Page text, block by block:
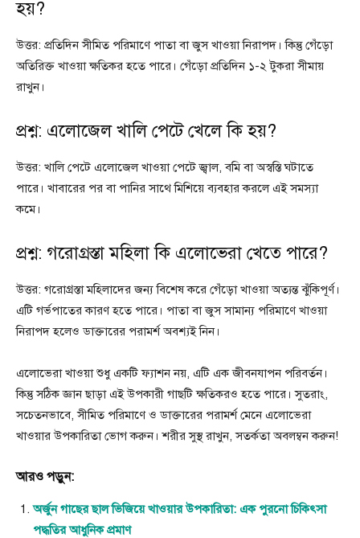
হয়?
উত্তর: প্রতিদিন সীমিত পরিমাণে পাতা বা জুস খাওয়া নিরাপদ। কিন্তু গেঁড়ো
অতিরিক্ত খাওয়া ক্ষতিকর হতে পারে। গেঁড়ো প্রতিদিন ১-২ টুকরা সীমায়
রাখুন।
প্রশ্ন: এলোজেল খালি পেটে খেলে কি হয়?
উত্তর: খালি পেটে এলোজেল খাওয়া পেটে জ্বাল, বমি বা অস্বস্তি ঘটাতে
পারে। খাবারের পর বা পানির সাথে মিশিয়ে ব্যবহার করলে এই সমস্যা
কমে।
প্রশ্ন: গরোগ্রস্তা মহিলা কি এলোভেরা খেতে পারে?
উত্তর: গরোগ্রস্তা মহিলাদের জন্য বিশেষ করে গেঁড়ো খাওয়া অত্যন্ত ঝুঁকিপূর্ণ।
এটি গর্ভপাতের কারণ হতে পারে। পাতা বা জুস সামান্য পরিমাণে খাওয়া
নিরাপদ হলেও ডাক্তারের পরামর্শ অবশ্যই নিন।
এলোভেরা খাওয়া শুধু একটি ফ্যাশন নয়, এটি এক জীবনযাপন পরিবর্তন।
কিন্তু সঠিক জ্ঞান ছাড়া এই উপকারী গাছটি ক্ষতিকরও হতে পারে। সুতরাং,
সচেতনভাবে, সীমিত পরিমাণে ও ডাক্তারের পরামর্শ মেনে এলোভেরা
খাওয়ার উপকারিতা ভোগ করুন। শরীর সুস্থ রাখুন, সতর্কতা অবলম্বন করুন!
আরও পড়ুন:
অর্জুন গাছের ছাল ভিজিয়ে খাওয়ার উপকারিতা: এক পুরনো চিকিৎসা
পদ্ধতির আধুনিক প্রমাণ